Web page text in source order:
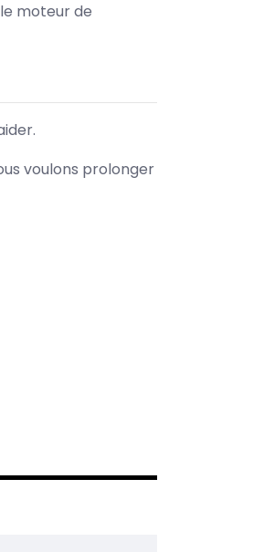
moteur de
voulons prolonger